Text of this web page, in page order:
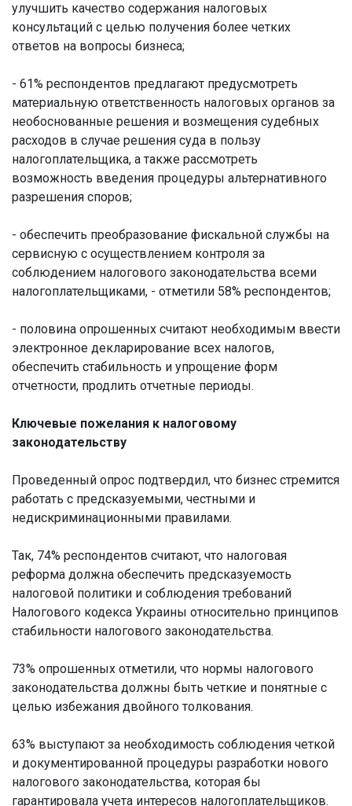
улучшить качество содержания налоговых
консультаций с целью получения более четких
ответов на вопросы бизнеса;
- 61% респондентов предлагают предусмотреть
материальную ответственность налоговых органов за
необоснованные решения и возмещения судебных
расходов в случае решения суда в пользу
налогоплательщика, а также рассмотреть
возможность введения процедуры альтернативного
разрешения споров;
- обеспечить преобразование фискальной службы на
сервисную с осуществлением контроля за
соблюдением налогового законодательства всеми
налогоплательщиками, - отметили 58% респондентов;
- половина опрошенных считают необходимым ввести
электронное декларирование всех налогов,
обеспечить стабильность и упрощение форм
отчетности, продлить отчетные периоды.
Ключевые пожелания к налоговому
законодательству
Проведенный опрос подтвердил, что бизнес стремится
работать с предсказуемыми, честными и
недискриминационными правилами.
Так, 74% респондентов считают, что налоговая
реформа должна обеспечить предсказуемость
налоговой политики и соблюдения требований
Налогового кодекса Украины относительно принципов
стабильности налогового законодательства.
73% опрошенных отметили, что нормы налогового
законодательства должны быть четкие и понятные с
целью избежания двойного толкования.
63% выступают за необходимость соблюдения четкой
и документированной процедуры разработки нового
налогового законодательства, которая бы
гарантировала учета интересов налогоплательщиков.